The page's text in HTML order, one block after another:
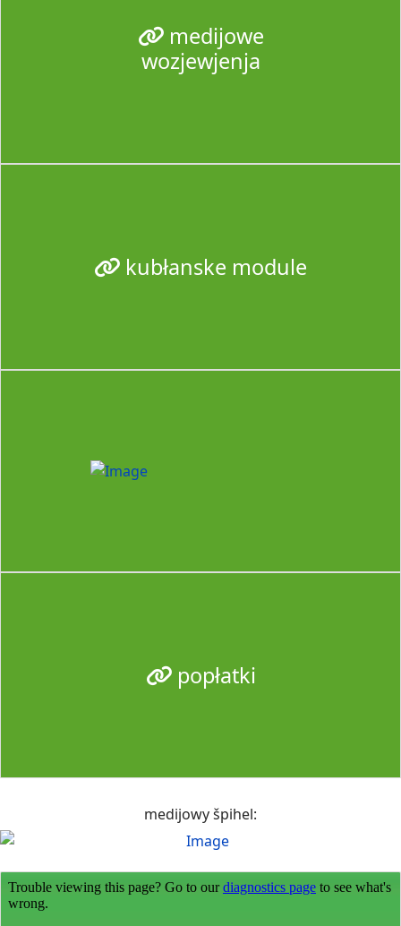
medijowe
wozjewjenja
kubłanske module
popłatki
medijowy špihel: